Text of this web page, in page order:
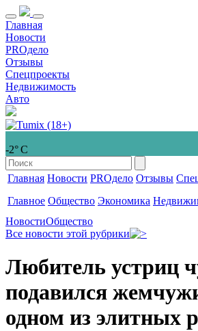
Главная
Новости
PROдело
Отзывы
Спецпроекты
Недвижимость
Авто
-2° С
Главная Новости PROдело Отзывы
Главное Общество Экономика
НовостиОбщество
Все новости этой рубрики
Любитель устриц
подавился
одном из элитных